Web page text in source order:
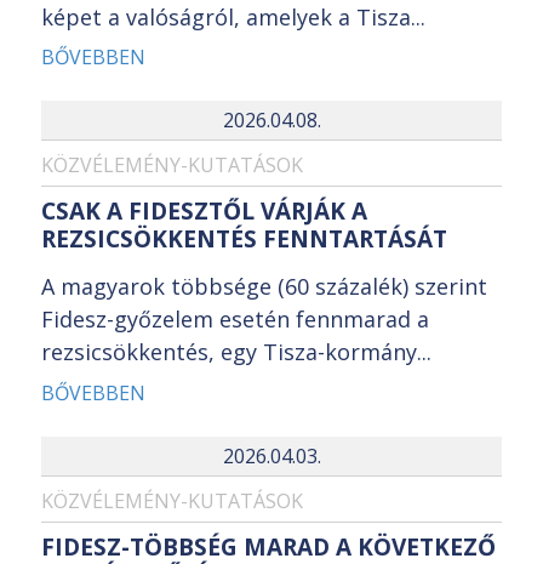
képet a valóságról, amelyek a Tisza...
BŐVEBBEN
2026.04.08.
KÖZVÉLEMÉNY-KUTATÁSOK
CSAK A FIDESZTŐL VÁRJÁK A
REZSICSÖKKENTÉS FENNTARTÁSÁT
A magyarok többsége (60 százalék) szerint
Fidesz-győzelem esetén fennmarad a
rezsicsökkentés, egy Tisza-kormány...
BŐVEBBEN
2026.04.03.
KÖZVÉLEMÉNY-KUTATÁSOK
FIDESZ-TÖBBSÉG MARAD A KÖVETKEZŐ